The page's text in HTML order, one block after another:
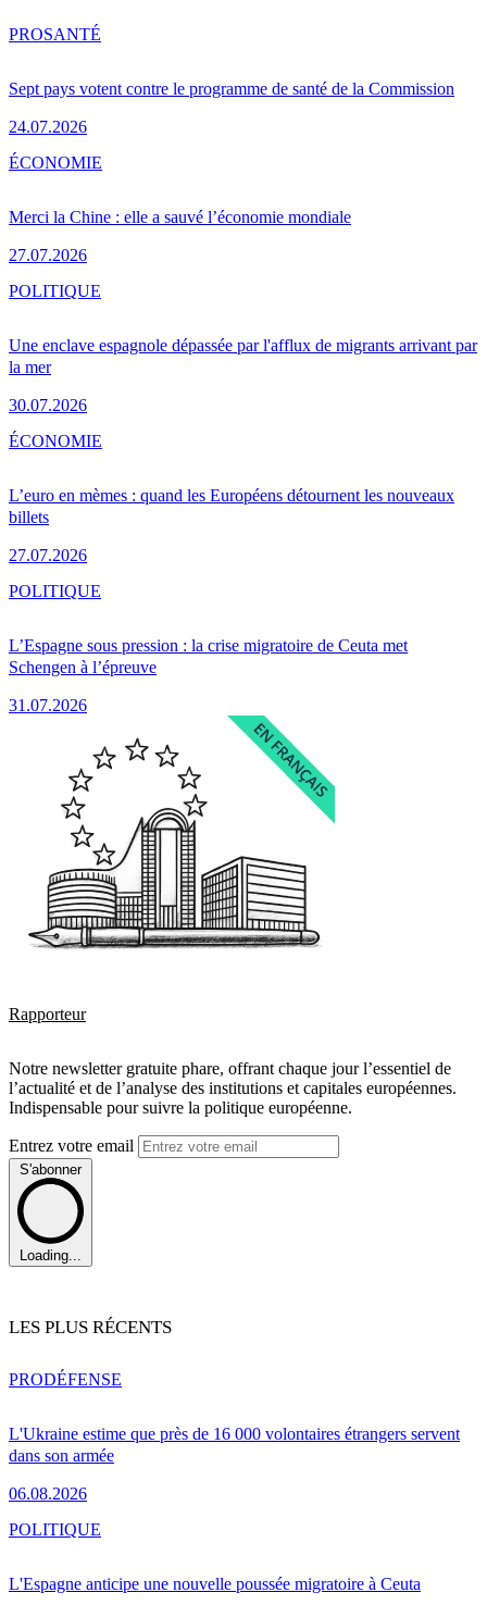
Sept pays votent contre le programme de santé de la Commission
24.07.2026
PROSANTÉ
Merci la Chine : elle a sauvé l’économie mondiale
27.07.2026
ÉCONOMIE
Une enclave espagnole dépassée par l'afflux de migrants arrivant par
la mer
30.07.2026
POLITIQUE
L’euro en mèmes : quand les Européens détournent les nouveaux
billets
27.07.2026
ÉCONOMIE
L’Espagne sous pression : la crise migratoire de Ceuta met
Schengen à l’épreuve
31.07.2026
POLITIQUE
Rapporteur
Notre newsletter gratuite phare, offrant chaque jour l’essentiel de
l’actualité et de l’analyse des institutions et capitales européennes.
Indispensable pour suivre la politique européenne.
Entrez votre email
S'abonner
Loading...
LES PLUS RÉCENTS
L'Ukraine estime que près de 16 000 volontaires étrangers servent
dans son armée
06.08.2026
PRODÉFENSE
L'Espagne anticipe une nouvelle poussée migratoire à Ceuta
POLITIQUE